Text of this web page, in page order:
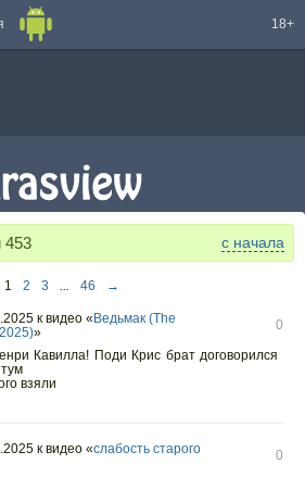
18+
453 с начала
1 2 3 ... 46 →
к видео « Ведьмак (The
»
0
Кавилла! Поди Крис брат договорился
взяли
к видео «слабость старого
0